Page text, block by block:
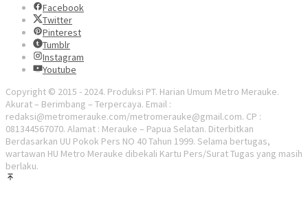
Facebook
Twitter
Pinterest
Tumblr
Instagram
Youtube
Copyright © 2015 - 2024. Produksi PT. Harian Umum Metro Merauke.
Akurat – Berimbang – Terpercaya. Email :
redaksi@metromerauke.com/metromerauke@gmail.com. CP :
081344567070. Alamat : Merauke – Papua Selatan. Diterbitkan
Berdasarkan UU Pokok Pers NO 40 Tahun 1999. Selama bertugas,
wartawan HU Metro Merauke dibekali Kartu Pers/Surat Tugas yang masih
berlaku.